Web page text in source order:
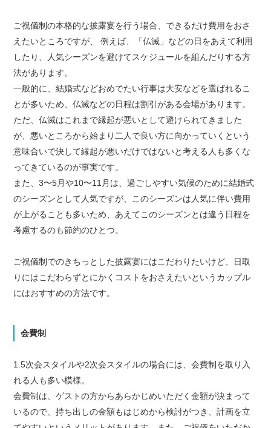
ご祝儀制の本格的な披露宴を行う場合、できるだけ費用をおさ
えたいところですが、 例えば、「仏滅」などの日をあえて利用
したり、人気シーズンを避けてスケジュールを組んだりする方
法があります。
一般的に、結婚式などおめでたい行事は大安などを選ばれるこ
とが多いため、仏滅などの日程は割引がある会場があります。
ただ、仏滅はこれまで縁起が悪いとして避けられてきました
が、悪いところから始まり二人で良い方に向かっていくという
意味合いで決して縁起が悪いだけではないと考える人も多くな
ってきているのが事実です。
また、3〜5月や10〜11月は、過ごしやすい気候のために結婚式
のシーズンとして人気ですが、このシーズンは人気に伴い費用
が上がることも多いため、あえてこのシーズンとは違う日程を
考慮するのも節約のひとつ。
ご祝儀制でのきちっとした披露宴にはこだわりたいけど、日取
りにはこだわらずとにかくコストをおさえたいというカップル
にはおすすめの方法です。
会費制
1.5次会スタイルや2次会スタイルの場合には、会費制を取り入
れる人も多い模様。
会費制は、ゲストの方からあらかじめいただく金額が決まって
いるので、持ち出しの金額もはじめから検討がつき、計画を立